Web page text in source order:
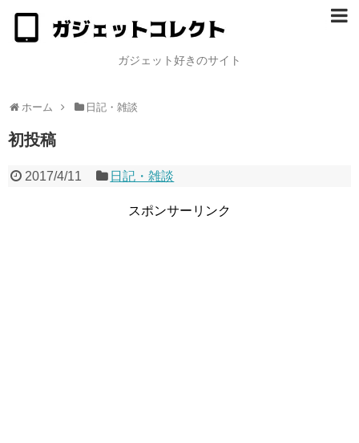
ガジェット好きのサイト
ホーム 日記・雑談
初投稿
2017/4/11 日記・雑談
スポンサーリンク